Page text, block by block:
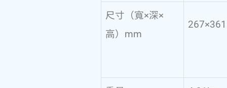
尺寸（寬×深×
高）mm